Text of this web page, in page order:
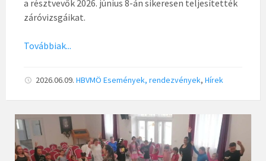
a résztvevők 2026. június 8-án sikeresen teljesítették
záróvizsgáikat.
Továbbiak...
2026.06.09. HBVMÖ Események, rendezvények, Hírek